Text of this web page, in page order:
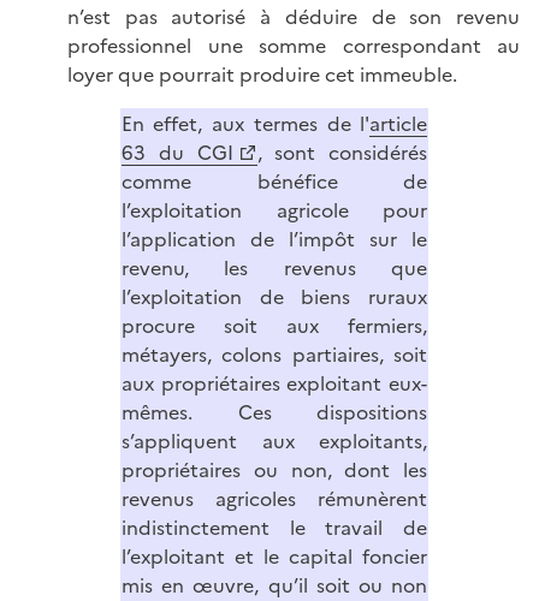
n’est pas autorisé à déduire de son revenu
professionnel une somme correspondant au
loyer que pourrait produire cet immeuble.
En effet, aux termes de l'article
63 du CGI
, sont considérés
comme bénéfice de
l’exploitation agricole pour
l’application de l’impôt sur le
revenu, les revenus que
l’exploitation de biens ruraux
procure soit aux fermiers,
métayers, colons partiaires, soit
aux propriétaires exploitant eux-
mêmes. Ces dispositions
s’appliquent aux exploitants,
propriétaires ou non, dont les
revenus agricoles rémunèrent
indistinctement le travail de
l’exploitant et le capital foncier
mis en œuvre, qu’il soit ou non